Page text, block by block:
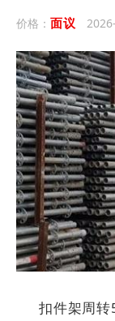
价格： 面议
扣件架周